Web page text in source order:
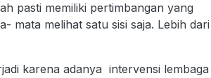
pasti memiliki pertimbangan yang
mata melihat satu sisi saja. Lebih dari
karena adanya intervensi lembaga